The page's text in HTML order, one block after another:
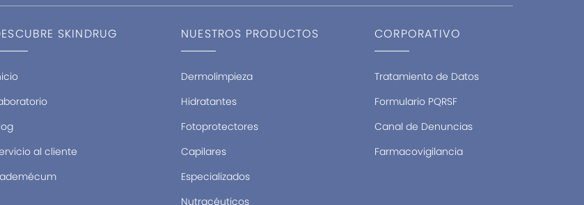
t e t
k
SKINDRUG
al cliente
NUESTROS PRODUCTOS
Dermolimpieza
Hidratantes
Fotoprotectores
Capilares
Especializados
Nutracéuticos
CORPORATIVO
Tratamiento de Datos
Formulario PQRSF
Canal de Denuncias
Farmacovigilancia